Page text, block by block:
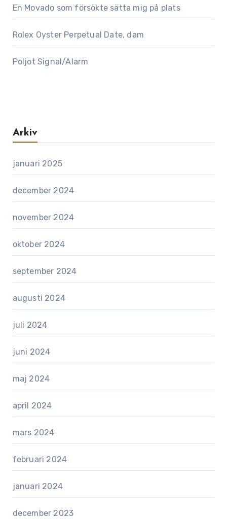
En Movado som försökte sätta mig på plats
Rolex Oyster Perpetual Date, dam
Poljot Signal/Alarm
Arkiv
januari 2025
december 2024
november 2024
oktober 2024
september 2024
augusti 2024
juli 2024
juni 2024
maj 2024
april 2024
mars 2024
februari 2024
januari 2024
december 2023